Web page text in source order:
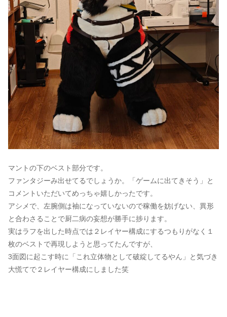
マントの下のベスト部分です。
ファンタジーみ出せてるでしょうか。「ゲームに出てきそう」と
コメントいただいてめっちゃ嬉しかったです。
アシメで、左腕側は袖になっていないので稼働を妨げない、異形
と合わさることで厨二病の妄想が勝手に捗ります。
実はラフを出した時点では２レイヤー構成にするつもりがなく１
枚のベストで再現しようと思ってたんですが、
3面図に起こす時に「これ立体物として破綻してるやん」と気づき
大慌てで２レイヤー構成にしました笑